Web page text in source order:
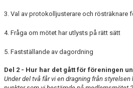
3. Val av protokolljusterare och rösträknare
4. Fråga om mötet har utlysts på rätt sätt
5. Fastställande av dagordning
Del 2 - Hur har det gått för föreningen
Under del två får vi en dragning från